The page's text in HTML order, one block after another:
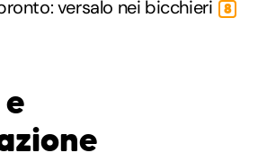
versalo nei bicchieri 8